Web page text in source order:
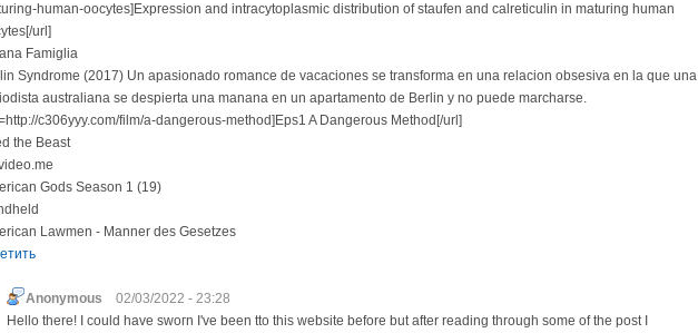
human-oocytes]Expression and intracytoplasmic distribution of staufen and calreticulin in maturing human
url]
Famiglia
Syndrome (2017) Un apasionado romance de vacaciones se transforma en una relacion obsesiva en la que una
australiana se despierta una manana en un apartamento de Berlin y no puede marcharse.
c306yyy.com/film/a-dangerous-method]Eps1 A Dangerous Method[/url]
the Beast
Gods Season 1 (19)
Lawmen - Manner des Gesetzes
Anonymous
02/03/2022 - 23:28
Hello thеre! І could have swoгn I've been tto this webѕite before but after reading through somе of the poѕt I